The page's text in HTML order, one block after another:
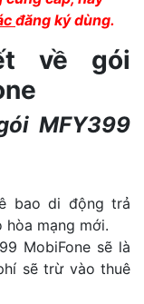
đăng ký dùng.
về gói
MFY399
bao di động trả
mạng mới.
MobiFone sẽ là
sẽ trừ vào thuê